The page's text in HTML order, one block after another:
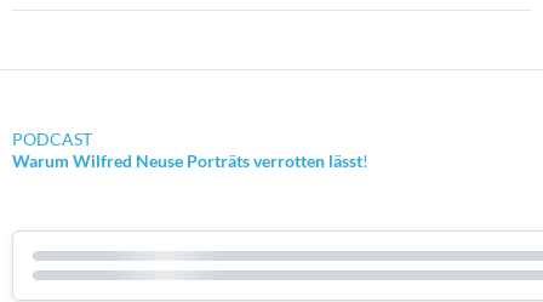
PODCAST
Warum Wilfred Neuse Porträts verrotten lässt!